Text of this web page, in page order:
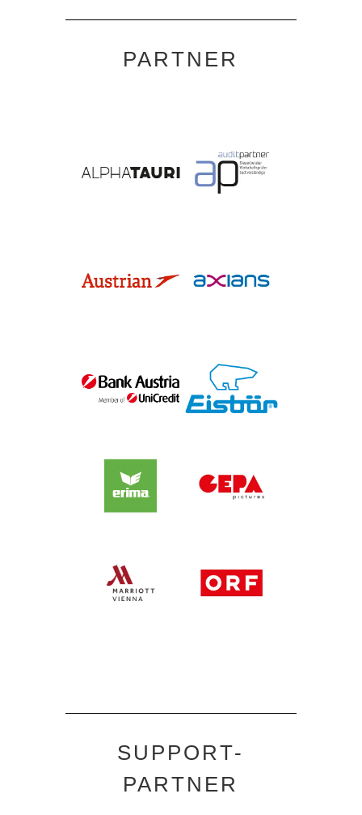
PARTNER
SUPPORT-
PARTNER